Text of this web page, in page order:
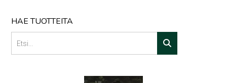
HAE TUOTTEITA